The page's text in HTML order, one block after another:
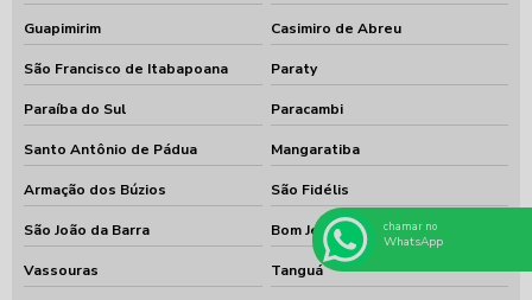
Guapimirim Casimiro de Abreu
São Francisco de Itabapoana Paraty
Paraíba do Sul Paracambi
Santo Antônio de Pádua Mangaratiba
Armação dos Búzios São Fidélis
São João da Barra Bom Jesus do Itabapoana
Vassouras Tanguá
chamar no
WhatsApp